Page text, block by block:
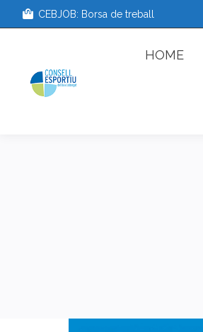
CEBJOB: Borsa de treball
HOME